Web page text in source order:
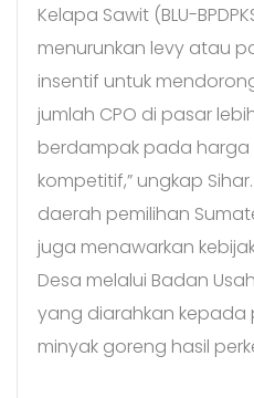
Kelapa Sawit (BLU-
menurunkan levy atau
insentif untuk
jumlah CPO di pasar
berdampak pada harga
kompetitif,” ungkap
daerah pemilihan
juga menawarkan
Desa melalui Badan
yang diarahkan
minyak goreng hasil